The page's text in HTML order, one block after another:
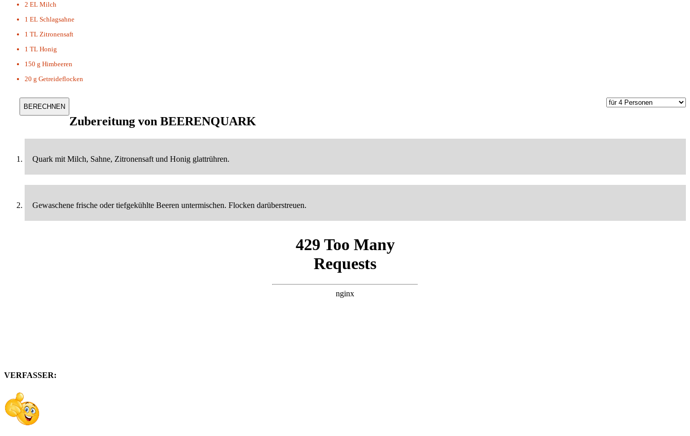
2 EL Milch
1 EL Schlagsahne
1 TL Zitronensaft
1 TL Honig
150 g Himbeeren
20 g Getreideflocken
Zubereitung von BEERENQUARK
Quark mit Milch, Sahne, Zitronensaft und Honig glattrühren.
Gewaschene frische oder tiefgekühlte Beeren untermischen. Flocken darüberstreuen.
VERFASSER: